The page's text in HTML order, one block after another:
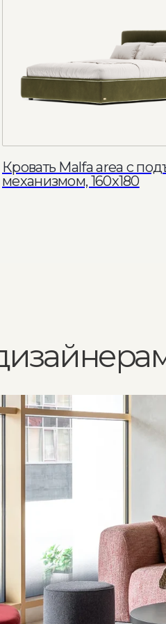
Кровать Malfa area с
механизмом, 160x180
предлагает индивидуальные
гибкий подход и поддержку
этапах проекта. Вместе
Подробнее об